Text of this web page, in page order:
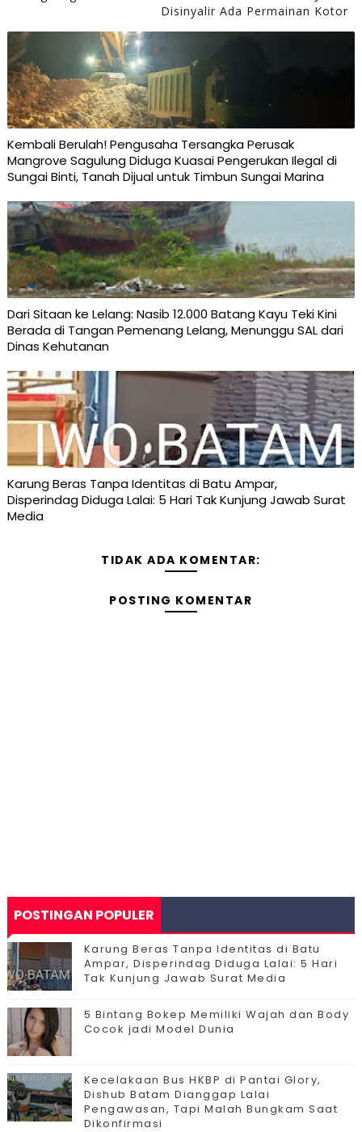
Disinyalir Ada Permainan Kotor
Kembali Berulah! Pengusaha Tersangka Perusak
Mangrove Sagulung Diduga Kuasai Pengerukan Ilegal di
Sungai Binti, Tanah Dijual untuk Timbun Sungai Marina
Dari Sitaan ke Lelang: Nasib 12.000 Batang Kayu Teki Kini
Berada di Tangan Pemenang Lelang, Menunggu SAL dari
Dinas Kehutanan
Karung Beras Tanpa Identitas di Batu Ampar,
Disperindag Diduga Lalai: 5 Hari Tak Kunjung Jawab Surat
Media
TIDAK ADA KOMENTAR:
POSTING KOMENTAR
POSTINGAN POPULER
Karung Beras Tanpa Identitas di Batu
Ampar, Disperindag Diduga Lalai: 5 Hari
Tak Kunjung Jawab Surat Media
5 Bintang Bokep Memiliki Wajah dan Body
Cocok jadi Model Dunia
Kecelakaan Bus HKBP di Pantai Glory,
Dishub Batam Dianggap Lalai
Pengawasan, Tapi Malah Bungkam Saat
Dikonfirmasi